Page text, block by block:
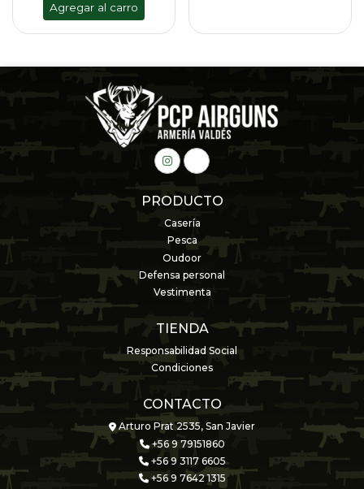
Agregar al carro
PRODUCTO
Casería
Pesca
Oudoor
Defensa personal
Vestimenta
TIENDA
Responsabilidad Social
Condiciones
CONTACTO
Arturo Prat 2535, San Javier
+56 9 79151860
+56 9 3117 6605
+56 9 7642 1315